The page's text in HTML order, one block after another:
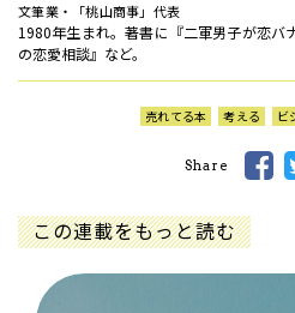
文筆業・「桃山商事」代表
1980年生まれ。著書に『二軍男子が恋バ
の恋愛相談』など。
売れてる本 考える ビ
Share
この連載をもっと読む